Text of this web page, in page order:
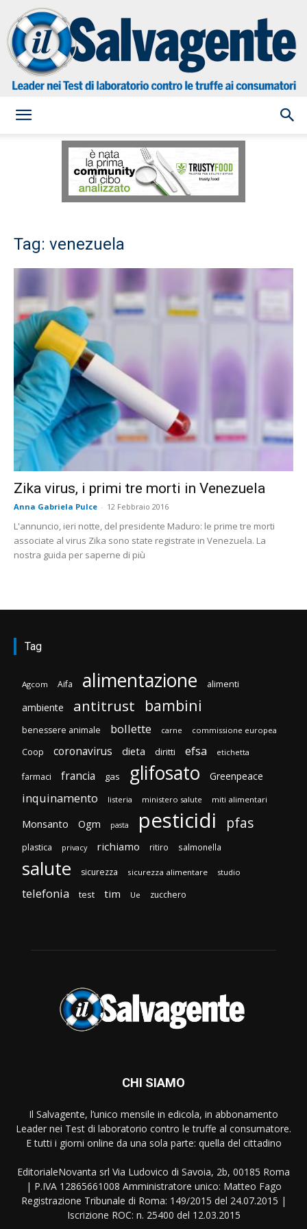
Salvagente
Tag: venezuela
Zika virus, i primi tre morti in Venezuela
Anna Gabriela Pulce - 12 Febbraio 2016
L'annuncio, ieri notte, del presidente Maduro: le prime tre morti
associate al virus Zika sono state registrate in Venezuela. La
nostra guida per saperne di più
Tag
Agcom Aifa alimentazione alimenti
ambiente antitrust bambini
benessere animale bollette carne commissione europea
Coop coronavirus dieta diritti efsa etichetta
farmaci francia gas glifosato Greenpeace
inquinamento listeria ministero salute miti alimentari
Monsanto Ogm pasta pesticidi pfas
plastica privacy richiamo ritiro salmonella
salute sicurezza sicurezza alimentare studio
telefonia test tim Ue zucchero
CHI SIAMO
Il Salvagente, l’unico mensile in edicola, in abbonamento
Leader nei Test di laboratorio contro le truffe al consumatore.
E tutti i giorni online da una sola parte: quella del cittadino
EditorialeNovanta srl Via Ludovico di Savoia, 2b, 00185 Roma
| P.IVA 12865661008 Amministratore unico: Matteo Fago
Registrazione Tribunale di Roma: 149/2015 del 24.07.2015 |
Iscrizione ROC: n. 25400 del 12.03.2015